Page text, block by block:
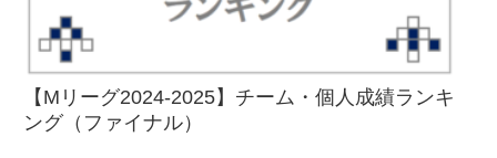
【Mリーグ2024-2025】チーム・個人成績ランキ
ング（ファイナル）